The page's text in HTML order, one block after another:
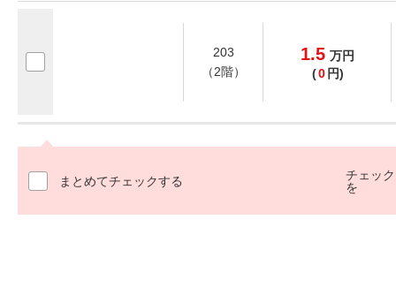
203
（2階）
1.5 万円
(0 円)
まとめてチェックする
チェッ
を